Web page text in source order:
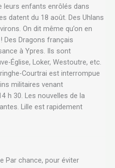
leurs enfants enrôlés dans
datent du 18 août. Des Uhlans
On dit même qu’on en
Des Dragons français
à Ypres. Ils sont
Église, Loker, Westoutre, etc.
Courtrai est interrompue
militaires venant
h 30. Les nouvelles de la
Lille est rapidement
Par chance, pour éviter